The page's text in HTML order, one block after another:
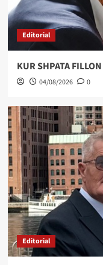
Editorial
KUR SHPATA
04/08/2026 0
Editorial